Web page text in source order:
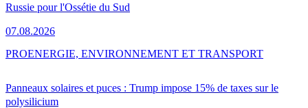
Russie pour l'Ossétie du Sud
07.08.2026
Panneaux solaires et puces : Trump impose 15% de taxes sur le
polysilicium
PROENERGIE, ENVIRONNEMENT ET TRANSPORT